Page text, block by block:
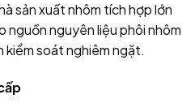
sản xuất nhôm tích hợp lớn
nguồn nguyên liệu phôi nhôm
kiểm soát nghiêm ngặt.